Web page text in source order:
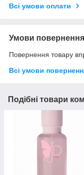
Всі умови оплати
Умови повернення
Повернення товару
Всі умови
Подібні товари